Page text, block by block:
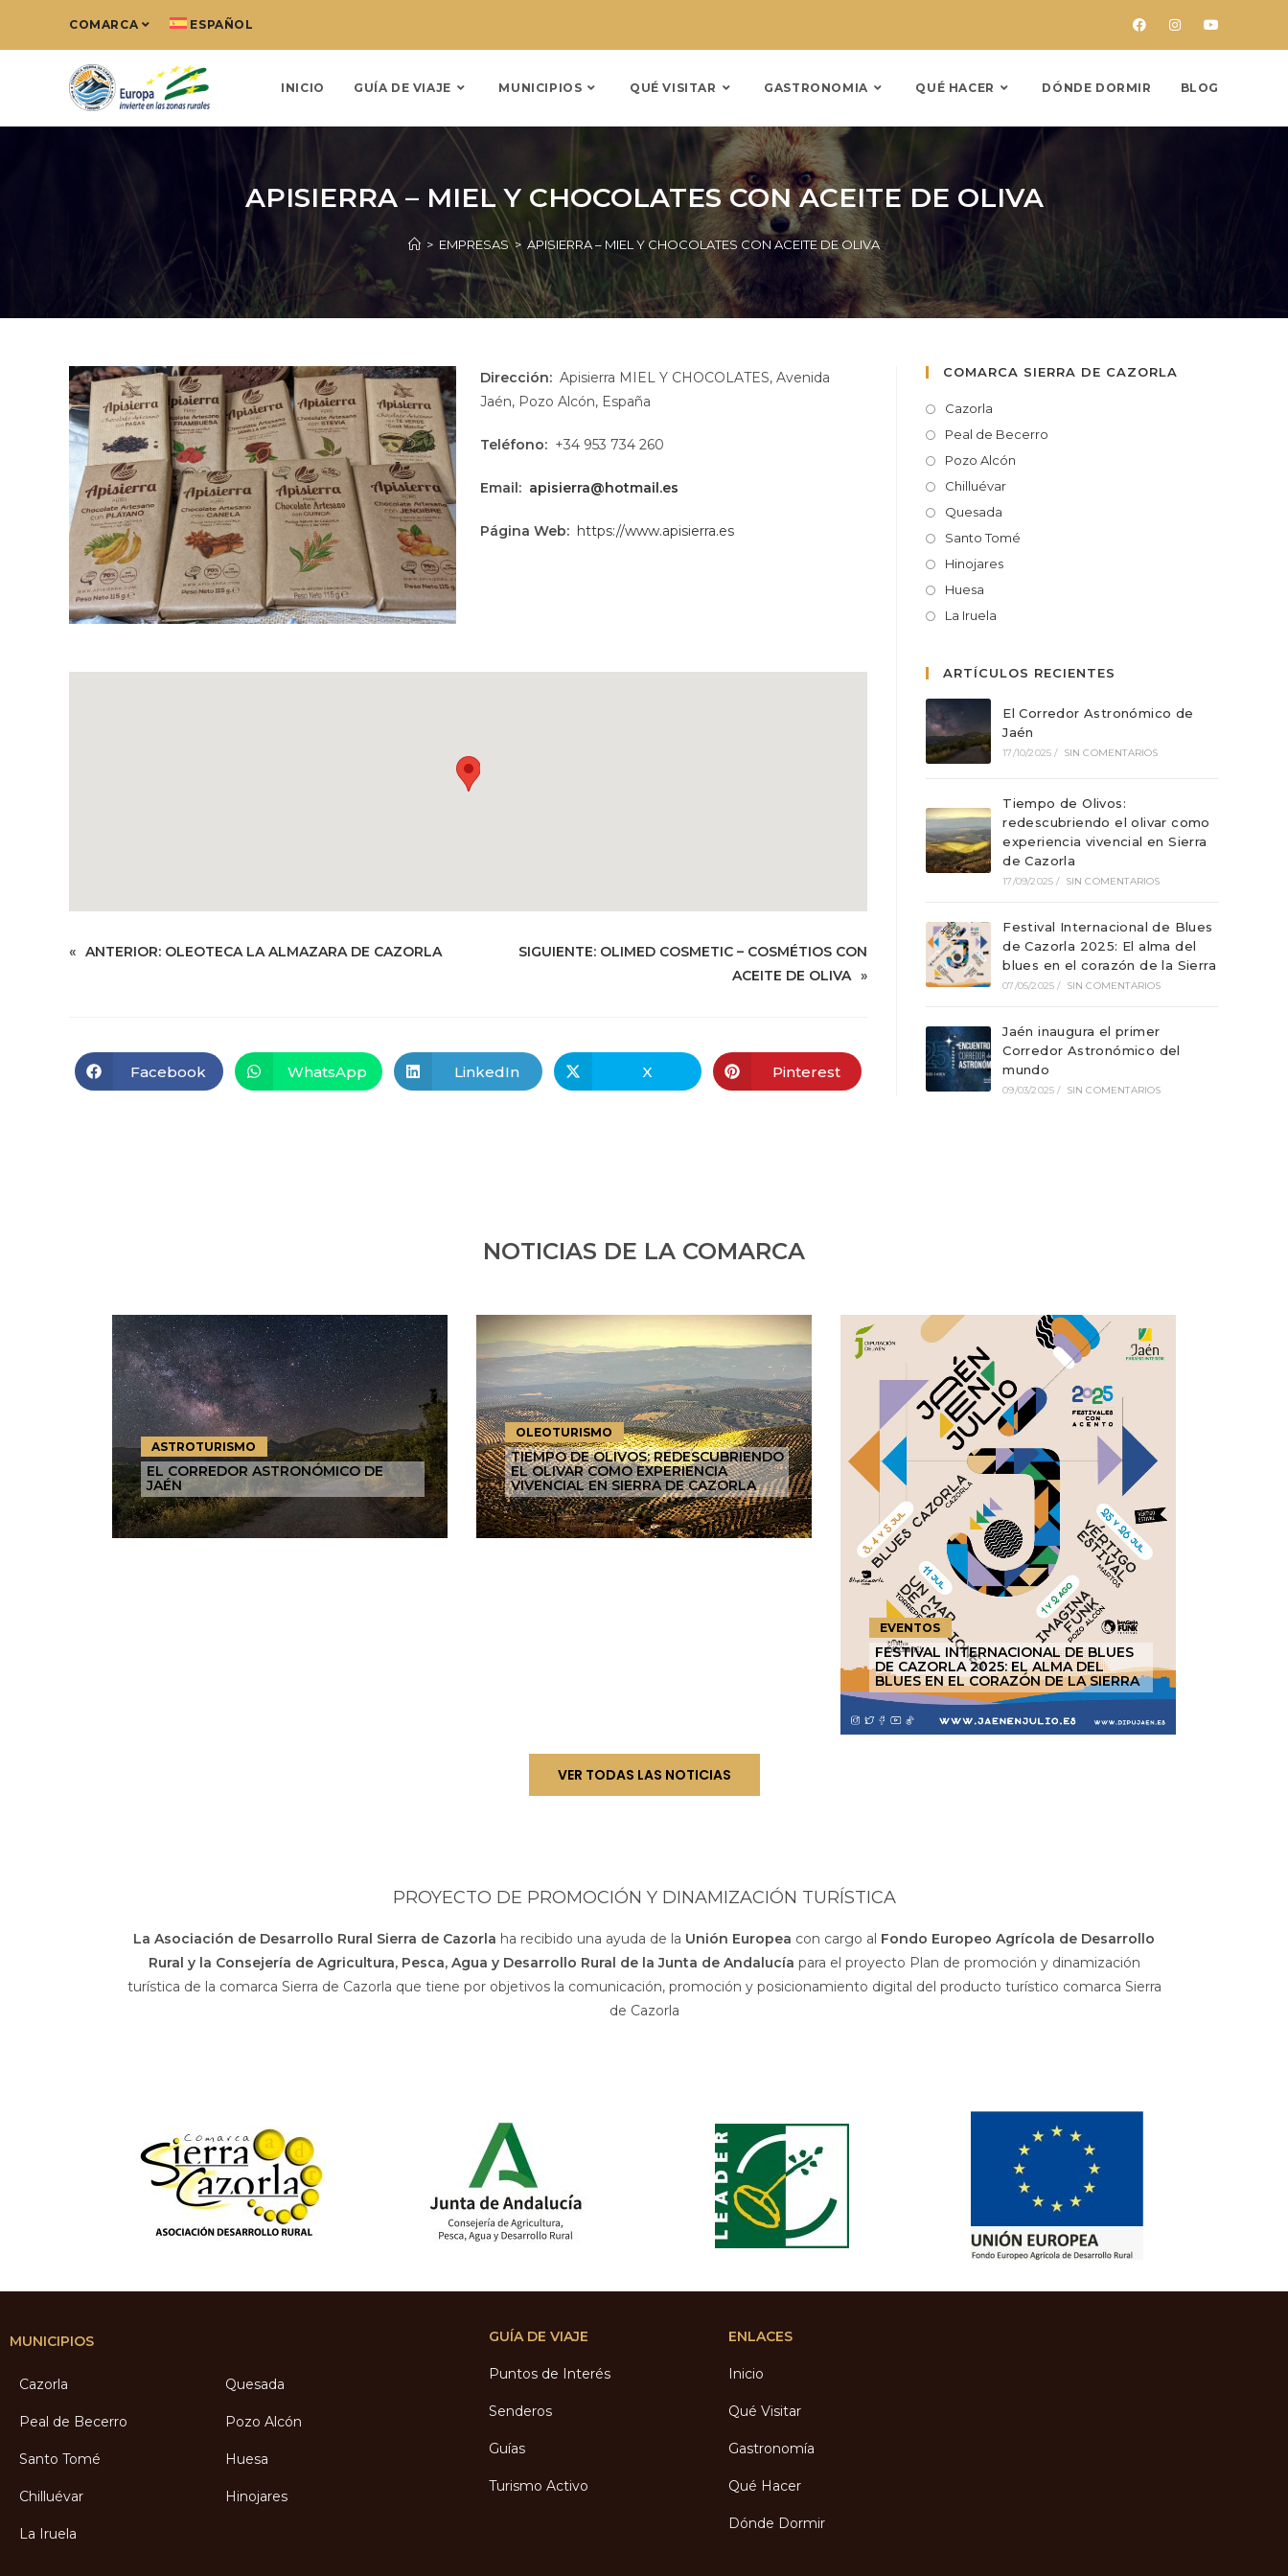
COMARCA ESPAÑOL
INICIO GUÍA DE VIAJE MUNICIPIOS QUÉ VISITAR GASTRONOMIA QUÉ HACER DÓNDE DORMIR BLOG
APISIERRA – MIEL Y CHOCOLATES CON ACEITE DE OLIVA
> EMPRESAS > APISIERRA – MIEL Y CHOCOLATES CON ACEITE DE OLIVA
Dirección: Apisierra MIEL Y CHOCOLATES, Avenida
Jaén, Pozo Alcón, España
Teléfono: +34 953 734 260
Email: apisierra@hotmail.es
Página Web: https://www.apisierra.es
« ANTERIOR: OLEOTECA LA ALMAZARA DE CAZORLA SIGUIENTE: OLIMED COSMETIC – COSMÉTIOS CON
ACEITE DE OLIVA »
Facebook WhatsApp LinkedIn X Pinterest
COMARCA SIERRA DE CAZORLA
Cazorla
Peal de Becerro
Pozo Alcón
Chilluévar
Quesada
Santo Tomé
Hinojares
Huesa
La Iruela
ARTÍCULOS RECIENTES
El Corredor Astronómico de
Jaén
17/10/2025 / SIN COMENTARIOS
Tiempo de Olivos:
redescubriendo el olivar como
experiencia vivencial en Sierra
de Cazorla
17/09/2025 / SIN COMENTARIOS
Festival Internacional de Blues
de Cazorla 2025: El alma del
blues en el corazón de la Sierra
07/05/2025 / SIN COMENTARIOS
Jaén inaugura el primer
Corredor Astronómico del
mundo
09/03/2025 / SIN COMENTARIOS
NOTICIAS DE LA COMARCA
ASTROTURISMO
EL CORREDOR ASTRONÓMICO DE
JAÉN
OLEOTURISMO
TIEMPO DE OLIVOS: REDESCUBRIENDO
EL OLIVAR COMO EXPERIENCIA
VIVENCIAL EN SIERRA DE CAZORLA
EVENTOS
FESTIVAL INTERNACIONAL DE BLUES
DE CAZORLA 2025: EL ALMA DEL
BLUES EN EL CORAZÓN DE LA SIERRA
VER TODAS LAS NOTICIAS
PROYECTO DE PROMOCIÓN Y DINAMIZACIÓN TURÍSTICA
La Asociación de Desarrollo Rural Sierra de Cazorla ha recibido una ayuda de la Unión Europea con cargo al Fondo Europeo Agrícola de Desarrollo
Rural y la Consejería de Agricultura, Pesca, Agua y Desarrollo Rural de la Junta de Andalucía para el proyecto Plan de promoción y dinamización
turística de la comarca Sierra de Cazorla que tiene por objetivos la comunicación, promoción y posicionamiento digital del producto turístico comarca Sierra
de Cazorla
MUNICIPIOS
Cazorla
Peal de Becerro
Santo Tomé
Chilluévar
La Iruela
Quesada
Pozo Alcón
Huesa
Hinojares
GUÍA DE VIAJE
Puntos de Interés
Senderos
Guías
Turismo Activo
ENLACES
Inicio
Qué Visitar
Gastronomía
Qué Hacer
Dónde Dormir